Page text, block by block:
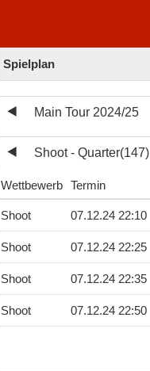
Spielplan
Main Tour 2024/25
Shoot - Quarter(147)
Wettbewerb Termin
Shoot 07.12.24 22:10
Shoot 07.12.24 22:25
Shoot 07.12.24 22:35
Shoot 07.12.24 22:50